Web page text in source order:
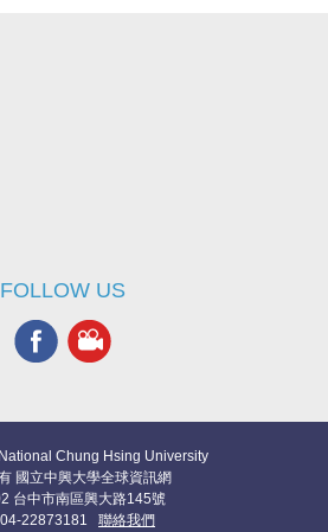
FOLLOW US
Chung Hsing University
國立中興大學全球資訊網
台中市南區興大路145號
04-22873181 聯絡我們